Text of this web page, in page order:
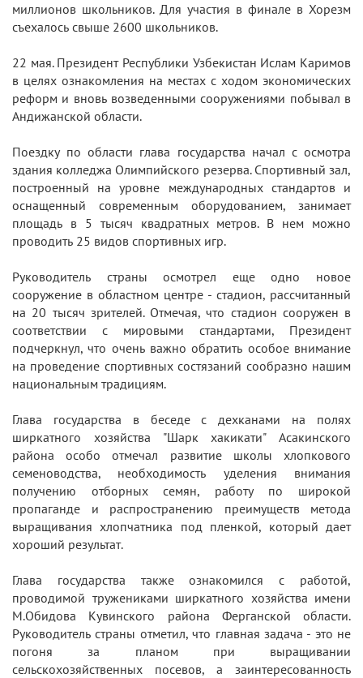
миллионов школьников. Для участия в финале в Хорезм
съехалось свыше 2600 школьников.
22 мая. Президент Республики Узбекистан Ислам Каримов
в целях ознакомления на местах с ходом экономических
реформ и вновь возведенными сооружениями побывал в
Андижанской области.
Поездку по области глава государства начал с осмотра
здания колледжа Олимпийского резерва. Спортивный зал,
построенный на уровне международных стандартов и
оснащенный современным оборудованием, занимает
площадь в 5 тысяч квадратных метров. В нем можно
проводить 25 видов спортивных игр.
Руководитель страны осмотрел еще одно новое
сооружение в областном центре - стадион, рассчитанный
на 20 тысяч зрителей. Отмечая, что стадион сооружен в
соответствии с мировыми стандартами, Президент
подчеркнул, что очень важно обратить особое внимание
на проведение спортивных состязаний сообразно нашим
национальным традициям.
Глава государства в беседе с дехканами на полях
ширкатного хозяйства "Шарк хакикати" Асакинского
района особо отмечал развитие школы хлопкового
семеноводства, необходимость уделения внимания
получению отборных семян, работу по широкой
пропаганде и распространению преимуществ метода
выращивания хлопчатника под пленкой, который дает
хороший результат.
Глава государства также ознакомился с работой,
проводимой тружениками ширкатного хозяйства имени
М.Обидова Кувинского района Ферганской области.
Руководитель страны отметил, что главная задача - это не
погоня за планом при выращивании
сельскохозяйственных посевов, а заинтересованность